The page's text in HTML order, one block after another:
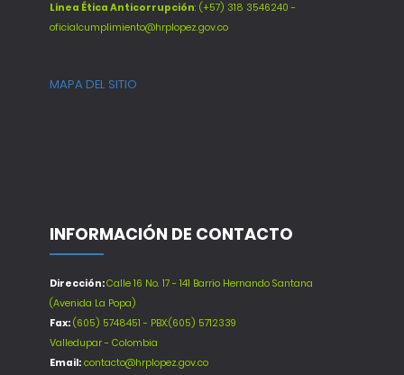
Línea Ética Anticorrupción: (+57) 318 3546240 -
oficialcumplimiento@hrplopez.gov.co
MAPA DEL SITIO
INFORMACIÓN DE CONTACTO
Dirección:Calle 16 No. 17 - 141 Barrio Hernando Santana
(Avenida La Popa)
Fax: (605) 5748451 - PBX:(605) 5712339
Valledupar - Colombia
Email: contacto@hrplopez.gov.co